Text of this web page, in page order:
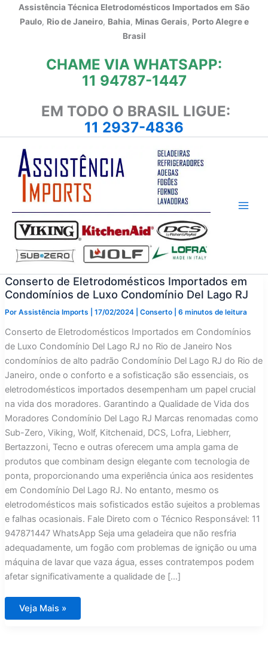
Assistência Técnica Eletrodomésticos Importados em São
Paulo, Rio de Janeiro, Bahia, Minas Gerais, Porto Alegre e
Brasil
CHAME VIA WHATSAPP:
11 94787-1447
EM TODO O BRASIL LIGUE:
11 2937-4836
Conserto de Eletrodomésticos Importados em
Condomínios de Luxo Condomínio Del Lago RJ
Por Assistência Imports 17/02/2024 Conserto| 6 minutos de leitura
Conserto de Eletrodomésticos Importados em Condomínios
de Luxo Condomínio Del Lago RJ no Rio de Janeiro Nos
condomínios de alto padrão Condomínio Del Lago RJ do Rio de
Janeiro, onde o conforto e a sofisticação são essenciais, os
eletrodomésticos importados desempenham um papel crucial
na vida dos moradores. Garantindo a Qualidade de Vida dos
Moradores Condomínio Del Lago RJ Marcas renomadas como
Sub-Zero, Viking, Wolf, Kitchenaid, DCS, Lofra, Liebherr,
Bertazzoni, Tecno e outras oferecem uma ampla gama de
produtos que combinam design elegante com tecnologia de
ponta, proporcionando uma experiência única aos residentes
em Condomínio Del Lago RJ. No entanto, mesmo os
eletrodomésticos mais sofisticados estão sujeitos a problemas
e falhas ocasionais. Fale Direto com o Técnico Responsável: 11
947871447 WhatsApp Seja uma geladeira que não resfria
adequadamente, um fogão com problemas de ignição ou uma
máquina de lavar que vaza água, esses contratempos podem
afetar significativamente a qualidade de […]
Conserto
Veja Mais »